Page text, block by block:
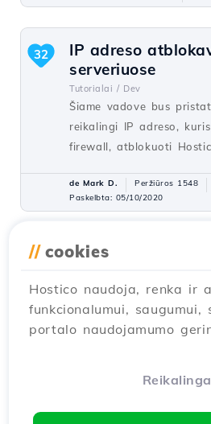
IP adreso
serveriuose
Tutorialai / Dev
Šiame vadove bus
reikalingi IP adreso,
firewall, atblokuoti
32
de Mark D. Peržiūros 1548
Paskelbta: 05/10/2020
El. pašto paskyros
Tutorialai / cPanel
cPanel skydelis leidžia
dėžučių skaičių, susijusių
31
// cookies
Hostico naudoja, renka ir
funkcionalumui,
portalo naudojamumo